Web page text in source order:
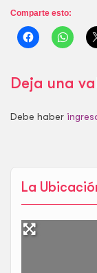
La
Comparte esto:
Deja una
Debe haber